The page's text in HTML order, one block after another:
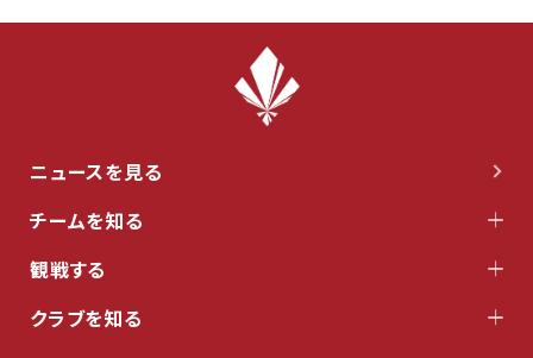
ニュースを見る
チームを知る
観戦する
クラブを知る